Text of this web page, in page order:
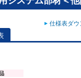
仕様表ダ